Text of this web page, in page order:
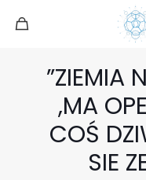
”ZIEMIA
,MA
COŚ
SIE